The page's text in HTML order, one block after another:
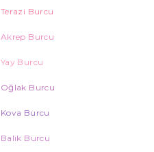
Terazi Burcu
Akrep Burcu
Yay Burcu
Oğlak Burcu
Kova Burcu
Balık Burcu